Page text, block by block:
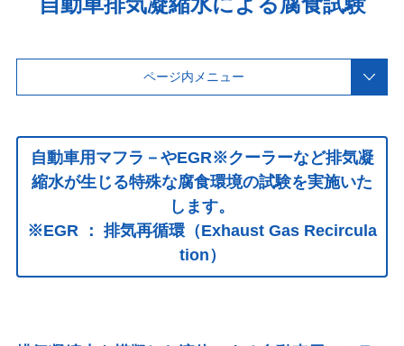
ページ内メニュー
自動車用マフラ－やEGR※クーラーなど排気凝
縮水が生じる特殊な腐食環境の試験を実施いた
します。
※EGR ： 排気再循環（Exhaust Gas Recircula
tion）